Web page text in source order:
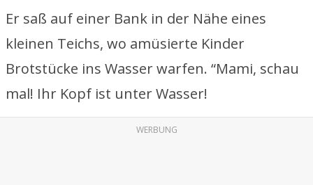
Er saß auf einer Bank in der Nähe eines
kleinen Teichs, wo amüsierte Kinder
Brotstücke ins Wasser warfen. “Mami, schau
mal! Ihr Kopf ist unter Wasser!
WERBUNG